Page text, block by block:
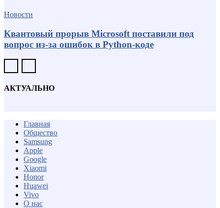
Новости
Квантовый прорыв Microsoft поставили под
вопрос из-за ошибок в Python-коде
АКТУАЛЬНО
Главная
Общество
Samsung
Apple
Google
Xiaomi
Honor
Huawei
Vivo
О нас